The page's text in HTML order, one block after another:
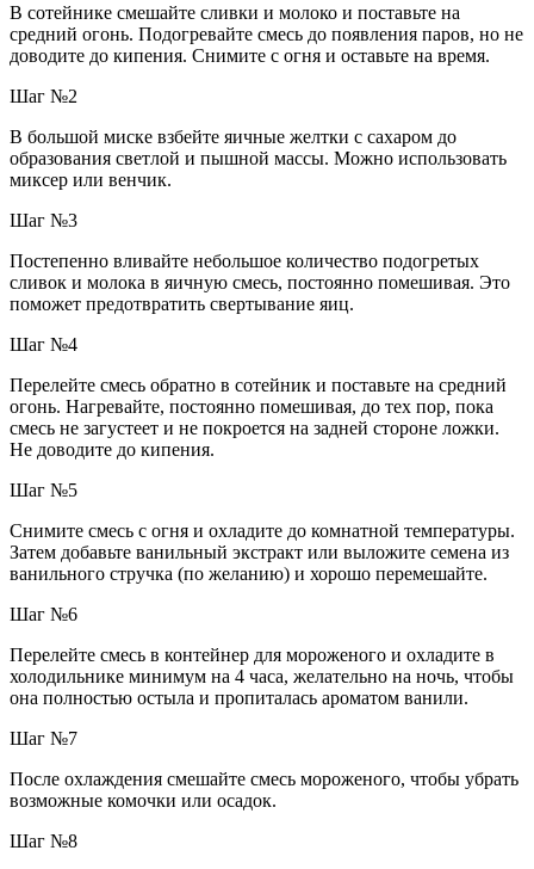
В сотейнике смешайте сливки и молоко и поставьте на
средний огонь. Подогревайте смесь до появления паров, но не
доводите до кипения. Снимите с огня и оставьте на время.
Шаг №2
В большой миске взбейте яичные желтки с сахаром до
образования светлой и пышной массы. Можно использовать
миксер или венчик.
Шаг №3
Постепенно вливайте небольшое количество подогретых
сливок и молока в яичную смесь, постоянно помешивая. Это
поможет предотвратить свертывание яиц.
Шаг №4
Перелейте смесь обратно в сотейник и поставьте на средний
огонь. Нагревайте, постоянно помешивая, до тех пор, пока
смесь не загустеет и не покроется на задней стороне ложки.
Не доводите до кипения.
Шаг №5
Снимите смесь с огня и охладите до комнатной температуры.
Затем добавьте ванильный экстракт или выложите семена из
ванильного стручка (по желанию) и хорошо перемешайте.
Шаг №6
Перелейте смесь в контейнер для мороженого и охладите в
холодильнике минимум на 4 часа, желательно на ночь, чтобы
она полностью остыла и пропиталась ароматом ванили.
Шаг №7
После охлаждения смешайте смесь мороженого, чтобы убрать
возможные комочки или осадок.
Шаг №8